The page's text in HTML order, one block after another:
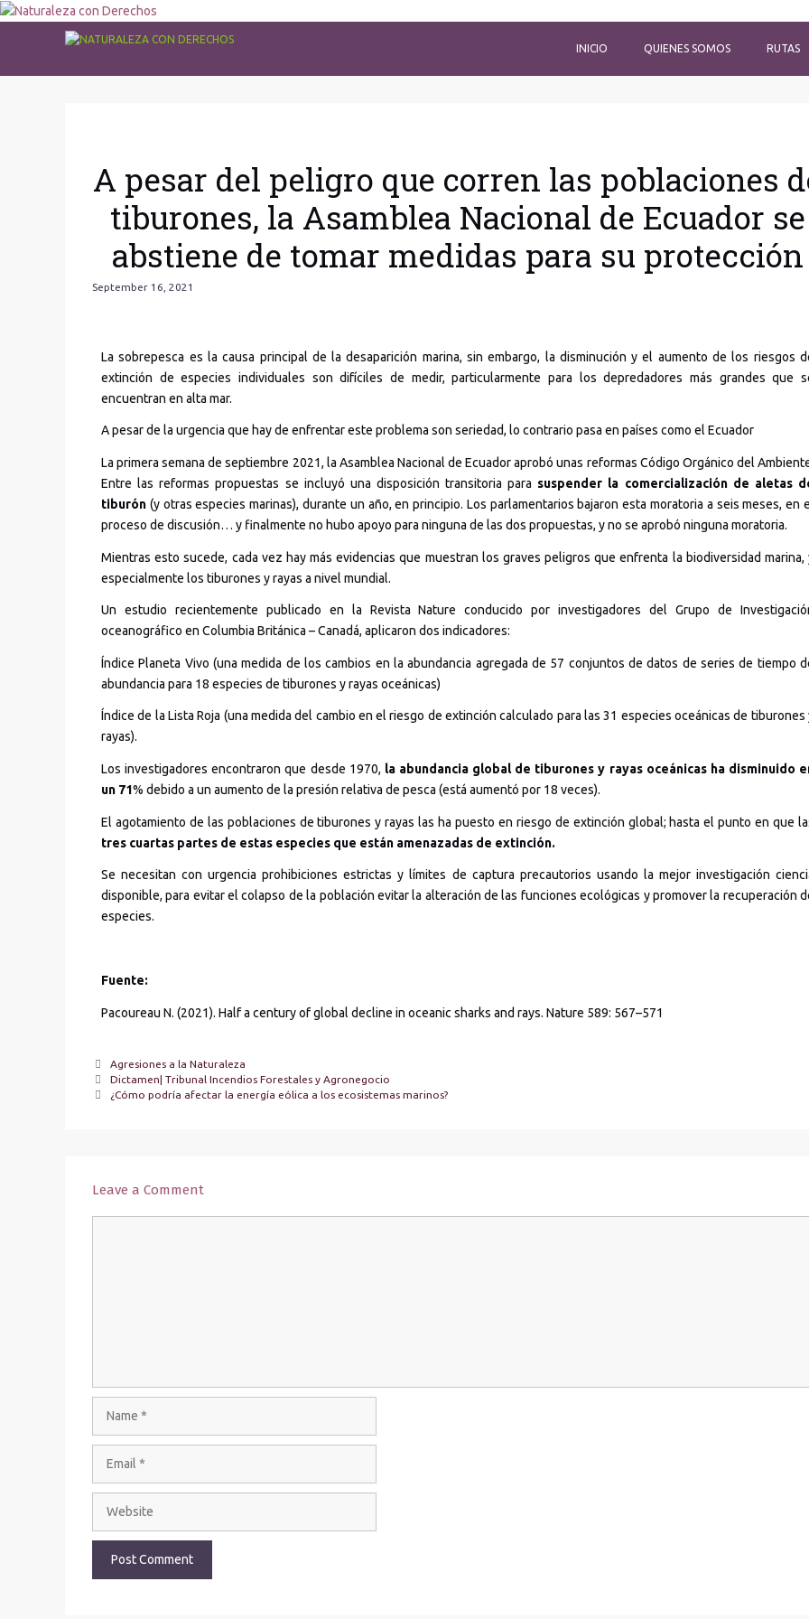
INICIO QUIENES SOMOS RUTAS
A pesar del peligro que corren las poblaciones
tiburones, la Asamblea Nacional de Ecuador se
abstiene de tomar medidas para su protección
September 16, 2021
La sobrepesca es la causa principal de la desaparición marina, sin embargo, la disminución y el aumento de los riesgos
extinción de especies individuales son difíciles de medir, particularmente para los depredadores más grandes que
encuentran en alta mar.
A pesar de la urgencia que hay de enfrentar este problema son seriedad, lo contrario pasa en países como el Ecuador
La primera semana de septiembre 2021, la Asamblea Nacional de Ecuador aprobó unas reformas Código Orgánico del
Entre las reformas propuestas se incluyó una disposición transitoria para suspender la comercialización de aletas
tiburón (y otras especies marinas), durante un año, en principio. Los parlamentarios bajaron esta moratoria a seis meses, en
proceso de discusión… y finalmente no hubo apoyo para ninguna de las dos propuestas, y no se aprobó ninguna moratoria.
Mientras esto sucede, cada vez hay más evidencias que muestran los graves peligros que enfrenta la biodiversidad marina,
especialmente los tiburones y rayas a nivel mundial.
Un estudio recientemente publicado en la Revista Nature conducido por investigadores del Grupo de
oceanográfico en Columbia Británica – Canadá, aplicaron dos indicadores:
Índice Planeta Vivo (una medida de los cambios en la abundancia agregada de 57 conjuntos de datos de series de tiempo
abundancia para 18 especies de tiburones y rayas oceánicas)
Índice de la Lista Roja (una medida del cambio en el riesgo de extinción calculado para las 31 especies oceánicas de tiburones
rayas).
Los investigadores encontraron que desde 1970, la abundancia global de tiburones y rayas oceánicas ha disminuido
un 71% debido a un aumento de la presión relativa de pesca (está aumentó por 18 veces).
El agotamiento de las poblaciones de tiburones y rayas las ha puesto en riesgo de extinción global; hasta el punto en que
tres cuartas partes de estas especies que están amenazadas de extinción.
Se necesitan con urgencia prohibiciones estrictas y límites de captura precautorios usando la mejor investigación
disponible, para evitar el colapso de la población evitar la alteración de las funciones ecológicas y promover la recuperación
especies.
Fuente:
Pacoureau N. (2021). Half a century of global decline in oceanic sharks and rays. Nature 589: 567–571
Agresiones a la Naturaleza
Dictamen| Tribunal Incendios Forestales y Agronegocio
¿Cómo podría afectar la energía eólica a los ecosistemas marinos?
Leave a Comment